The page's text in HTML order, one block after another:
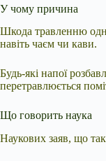
У чому причина
Шкода травленню
навіть чаєм чи кави.
Будь-які напої
перетравлюється
Що говорить наука
Наукових заяв, що